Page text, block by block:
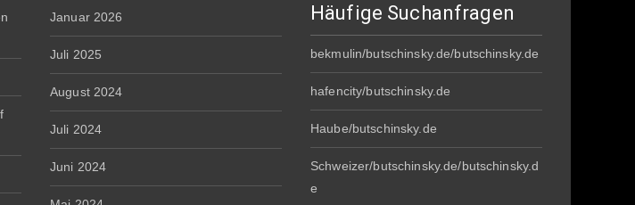
Januar 2026
Juli 2025
August 2024
Juli 2024
Juni 2024
Häufige Suchanfragen
bekmulin/butschinsky.de/butschinsky.de
hafencity/butschinsky.de
Haube/butschinsky.de
Schweizer/butschinsky.de/butschinsky.d
e